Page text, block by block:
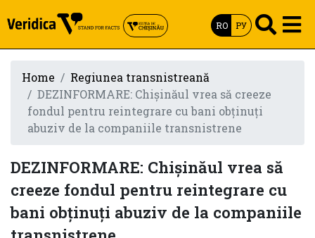
RO РУ
Home
Regiunea transnistreană
DEZINFORMARE: Chișinăul vrea să creeze
fondul pentru reintegrare cu bani obținuți
abuziv de la companiile transnistrene
DEZINFORMARE: Chișinăul vrea să
creeze fondul pentru reintegrare cu
bani obținuți abuziv de la companiile